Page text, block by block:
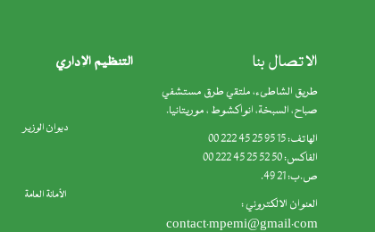
التنظيم الإداري
ديوان الوزير
الأمانة العامة
الاتصال بنا
طريق الشاطىء، ملتقي طرق مستشفي
صباح، السبخة، انواكشوط ، موريتانيا.
الهاتف: 15 95 25 45 222 00
الفاكس: 50 52 25 45 222 00
ص.ب: 21 49.
العنوان الالكتروني :
contact.mpemi@gmail.com